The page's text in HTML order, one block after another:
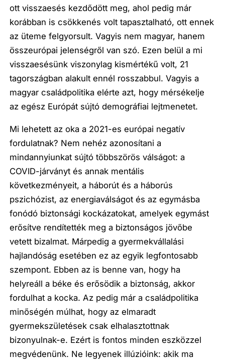
ott visszaesés kezdődött meg, ahol pedig már
korábban is csökkenés volt tapasztalható, ott ennek
az üteme felgyorsult. Vagyis nem magyar, hanem
összeurópai jelenségről van szó. Ezen belül a mi
visszaesésünk viszonylag kismértékű volt, 21
tagországban alakult ennél rosszabbul. Vagyis a
magyar családpolitika elérte azt, hogy mérsékelje
az egész Európát sújtó demográfiai lejtmenetet.
Mi lehetett az oka a 2021-es európai negatív
fordulatnak? Nem nehéz azonosítani a
mindannyiunkat sújtó többszörös válságot: a
COVID-járványt és annak mentális
következményeit, a háborút és a háborús
pszichózist, az energiaválságot és az egymásba
fonódó biztonsági kockázatokat, amelyek egymást
erősítve rendítették meg a biztonságos jövőbe
vetett bizalmat. Márpedig a gyermekvállalási
hajlandóság esetében ez az egyik legfontosabb
szempont. Ebben az is benne van, hogy ha
helyreáll a béke és erősödik a biztonság, akkor
fordulhat a kocka. Az pedig már a családpolitika
minőségén múlhat, hogy az elmaradt
gyermekszületések csak elhalasztottnak
bizonyulnak-e. Ezért is fontos minden eszközzel
megvédenünk. Ne legyenek illúzióink: akik ma